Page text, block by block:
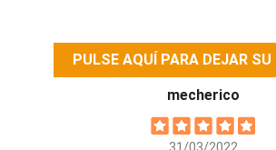
PULSE AQUÍ PARA DEJAR SU
mecherico